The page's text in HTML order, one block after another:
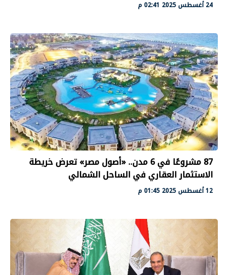
24 أغسطس 2025 02:41 م
87 مشروعًا في 6 مدن.. «أصول مصر» تعرض خريطة
الاستثمار العقاري في الساحل الشمالي
12 أغسطس 2025 01:45 م